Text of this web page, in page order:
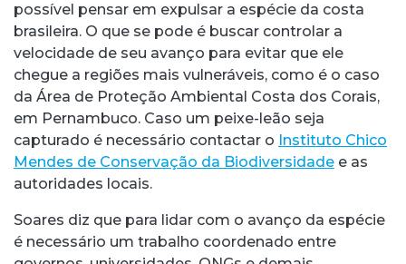
possível pensar em expulsar a espécie da costa
brasileira. O que se pode é buscar controlar a
velocidade de seu avanço para evitar que ele
chegue a regiões mais vulneráveis, como é o caso
da Área de Proteção Ambiental Costa dos Corais,
em Pernambuco. Caso um peixe-leão seja
capturado é necessário contactar o Instituto Chico
Mendes de Conservação da Biodiversidade e as
autoridades locais.
Soares diz que para lidar com o avanço da espécie
é necessário um trabalho coordenado entre